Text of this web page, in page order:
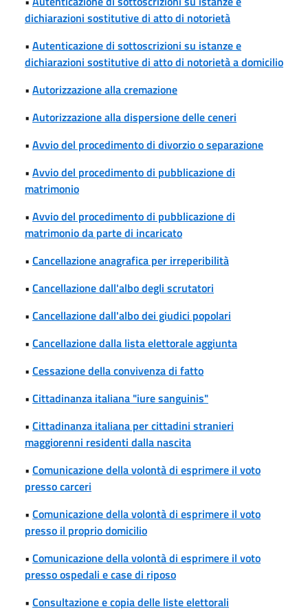
dichiarazioni sostitutive di atto di notorietà
• Autenticazione di sottoscrizioni su istanze e
dichiarazioni sostitutive di atto di notorietà a domicilio
• Autorizzazione alla cremazione
• Autorizzazione alla dispersione delle ceneri
• Avvio del procedimento di divorzio o separazione
• Avvio del procedimento di pubblicazione di
matrimonio
• Avvio del procedimento di pubblicazione di
matrimonio da parte di incaricato
• Cancellazione anagrafica per irreperibilità
• Cancellazione dall'albo degli scrutatori
• Cancellazione dall'albo dei giudici popolari
• Cancellazione dalla lista elettorale aggiunta
• Cessazione della convivenza di fatto
• Cittadinanza italiana "iure sanguinis"
• Cittadinanza italiana per cittadini stranieri
maggiorenni residenti dalla nascita
• Comunicazione della volontà di esprimere il voto
presso carceri
• Comunicazione della volontà di esprimere il voto
presso il proprio domicilio
• Comunicazione della volontà di esprimere il voto
presso ospedali e case di riposo
• Consultazione e copia delle liste elettorali